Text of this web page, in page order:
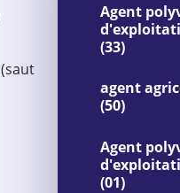
Agent
(33)
agent
(50)
Agent
(01)